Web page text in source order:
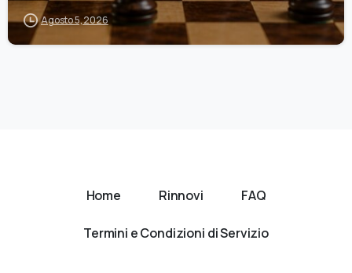
Agosto 5, 2026
Home Rinnovi FAQ
Termini e Condizioni di Servizio